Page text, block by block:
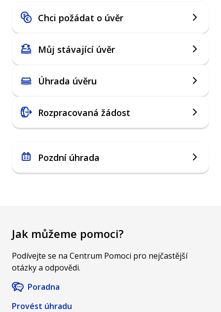
Chci požádat o úvěr
Můj stávající úvěr
Úhrada úvěru
Rozpracovaná žádost
Pozdní úhrada
Jak můžeme pomoci?
Podívejte se na Centrum Pomoci pro nejčastější
otázky a odpovědi.
Poradna
Provést úhradu